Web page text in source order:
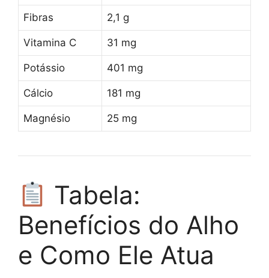
Fibras 2,1 g
Vitamina C 31 mg
Potássio 401 mg
Cálcio 181 mg
Magnésio 25 mg
Tabela:
Benefícios do Alho
e Como Ele Atua